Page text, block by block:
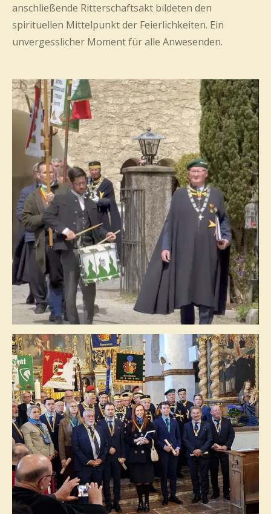
anschließende Ritterschaftsakt bildeten den
spirituellen Mittelpunkt der Feierlichkeiten. Ein
unvergesslicher Moment für alle Anwesenden.